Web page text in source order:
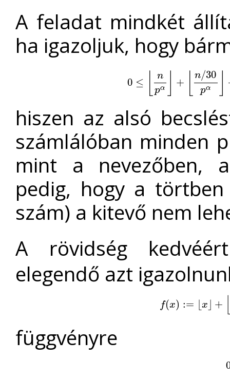
A feladat mindkét
ha igazoljuk, hogy
0 ≤
n
pα +
n/30
pα
0 ≤⌊n pα⌋+ n/30pα⌋−⌊ /
hiszen az alsó
számlálóban minden
mint a nevezőben,
pedig, hogy a
szám) a kitevő nem
A rövidség
elegendő azt
f(x) := x +
f(x):= ⌊x⌋ ⌊x 30⌋
függvényre